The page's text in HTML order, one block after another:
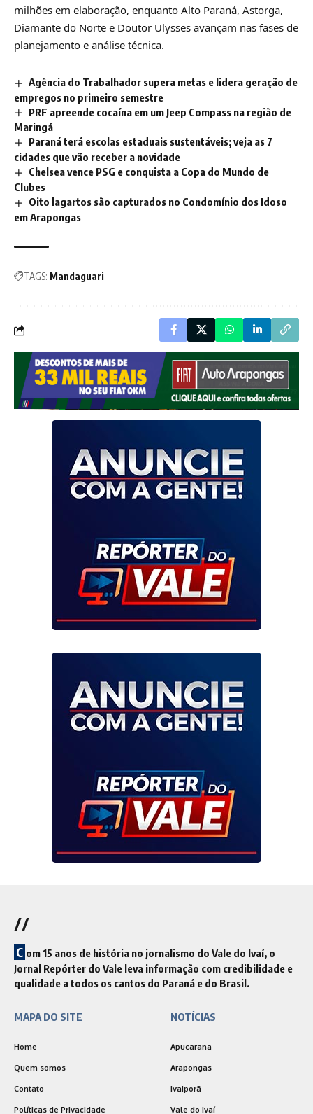
milhões em elaboração, enquanto Alto Paraná, Astorga,
Diamante do Norte e Doutor Ulysses avançam nas fases de
planejamento e análise técnica.
Agência do Trabalhador supera metas e lidera geração de
empregos no primeiro semestre
PRF apreende cocaína em um Jeep Compass na região de
Maringá
Paraná terá escolas estaduais sustentáveis; veja as 7
cidades que vão receber a novidade
Chelsea vence PSG e conquista a Copa do Mundo de
Clubes
Oito lagartos são capturados no Condomínio dos Idoso
em Arapongas
TAGS: Mandaguari
//
C om 15 anos de história no jornalismo do Vale do Ivaí, o
Jornal Repórter do Vale leva informação com credibilidade e
qualidade a todos os cantos do Paraná e do Brasil.
MAPA DO SITE
Home
Quem somos
Contato
Políticas de Privacidade
NOTÍCIAS
Apucarana
Arapongas
Ivaiporã
Vale do Ivaí